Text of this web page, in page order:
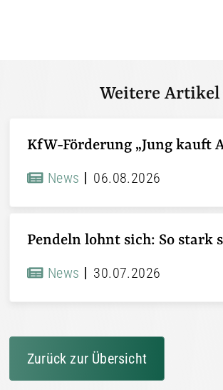
Weitere Artikel
News 06.08.2026
News 30.07.2026
Zurück zur Übersicht